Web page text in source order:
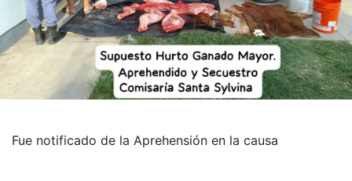
Fue notificado de la Aprehensión en la causa